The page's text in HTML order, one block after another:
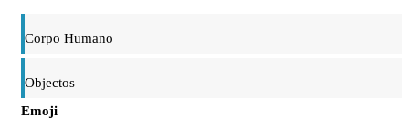
Corpo Humano
Objectos
Emoji